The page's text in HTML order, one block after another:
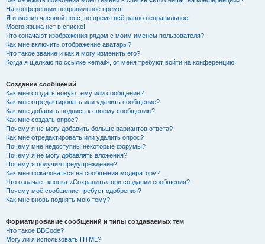
На конференции неправильное время!
Я изменил часовой пояс, но время всё равно неправильное!
Моего языка нет в списке!
Что означают изображения рядом с моим именем пользователя?
Как мне включить отображение аватары?
Что такое звание и как я могу изменить его?
Когда я щёлкаю по ссылке «email», от меня требуют войти на конференцию!
Создание сообщений
Как мне создать новую тему или сообщение?
Как мне отредактировать или удалить сообщение?
Как мне добавить подпись к своему сообщению?
Как мне создать опрос?
Почему я не могу добавить больше вариантов ответа?
Как мне отредактировать или удалить опрос?
Почему мне недоступны некоторые форумы?
Почему я не могу добавлять вложения?
Почему я получил предупреждение?
Как мне пожаловаться на сообщения модератору?
Что означает кнопка «Сохранить» при создании сообщения?
Почему моё сообщение требует одобрения?
Как мне вновь поднять мою тему?
Форматирование сообщений и типы создаваемых тем
Что такое BBCode?
Могу ли я использовать HTML?